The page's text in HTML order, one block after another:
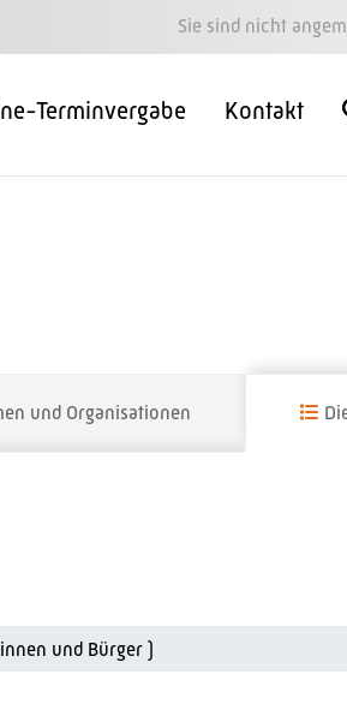
Sie sind nicht
Terminvergabe Kontakt
und Organisationen